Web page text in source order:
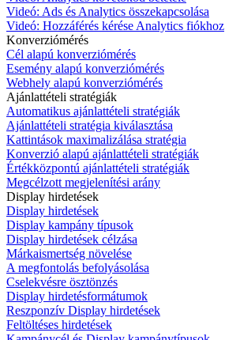
Videó: Ads és Analytics összekapcsolása
Videó: Hozzáférés kérése Analytics fiókhoz
Konverziómérés
Cél alapú konverziómérés
Esemény alapú konverziómérés
Webhely alapú konverziómérés
Ajánlattételi stratégiák
Automatikus ajánlattételi stratégiák
Ajánlattételi stratégia kiválasztása
Kattintások maximalizálása stratégia
Konverzió alapú ajánlattételi stratégiák
Értékközpontú ajánlattételi stratégiák
Megcélzott megjelenítési arány
Display hirdetések
Display hirdetések
Display kampány típusok
Display hirdetések célzása
Márkaismertség növelése
A megfontolás befolyásolása
Cselekvésre ösztönzés
Display hirdetésformátumok
Reszponzív Display hirdetések
Feltöltéses hirdetések